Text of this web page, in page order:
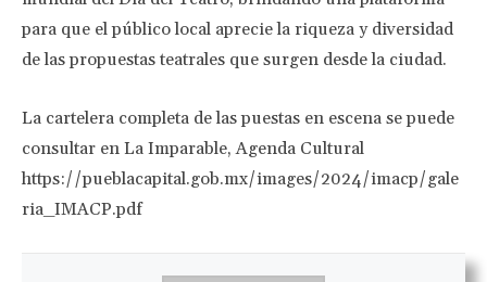
para que el público local aprecie la riqueza y diversidad
de las propuestas teatrales que surgen desde la ciudad.
La cartelera completa de las puestas en escena se puede
consultar en La Imparable, Agenda Cultural
https://pueblacapital.gob.mx/images/2024/imacp/gale
ria_IMACP.pdf